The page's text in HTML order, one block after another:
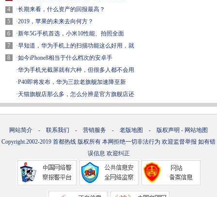
4
5
6
7
8
·长期来看，什么资产的回报最高？
·2019，苹果的未来去向何方？
·新年5G手机首选，小米10性能、拍照全面
·早知道，华为手机上的扫描功能这么好用，就
·如今iPhone8相当于什么档次的安卓手
·华为手机光截屏就有六种，但很多人都不会用
·P40即将发布，华为三款老旗舰加速降至新
·天猫旗舰店那么多，怎么分辨是官方旗舰店还
网站简介 - 联系我们 - 营销服务 - 老版地图 - 版权声明 - 网站地图
Copyright.2002-2019 首都热线 版权所有 本网拒绝一切非法行为 欢迎监督举报 如有错
误信息 欢迎纠正